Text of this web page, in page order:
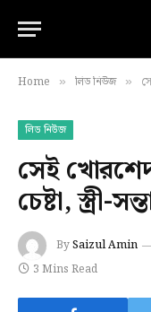
Home » লিড নিউজ »
লিড নিউজ
সেই
চেষ্টা, স্ত্রী-
BySaizul Amin
3 Mins Read